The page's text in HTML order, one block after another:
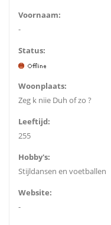
Voornaam:
-
Status:
Woonplaats:
Zeg k niie Duh of zo ?
Leeftijd:
255
Hobby's:
Stijldansen en voetballen
Website:
-